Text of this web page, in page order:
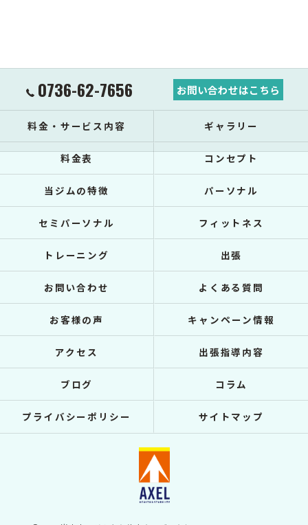
0736-62-7656 お問い合わせはこちら
料金・サービス内容 ギャラリー
料金表 コンセプト
当ジムの特徴 パーソナル
セミパーソナル フィットネス
トレーニング 出張
お問い合わせ よくある質問
お客様の声 キャンペーン情報
アクセス 出張指導内容
ブログ コラム
プライバシーポリシー サイトマップ